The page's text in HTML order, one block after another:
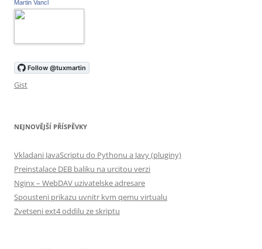
Martin Vancl
Gist
NEJNOVĚJŠÍ PŘÍSPĚVKY
Vkladani JavaScriptu do Pythonu a Javy (pluginy)
Preinstalace DEB baliku na urcitou verzi
Nginx – WebDAV uzivatelske adresare
Spousteni prikazu uvnitr kvm qemu virtualu
Zvetseni ext4 oddilu ze skriptu